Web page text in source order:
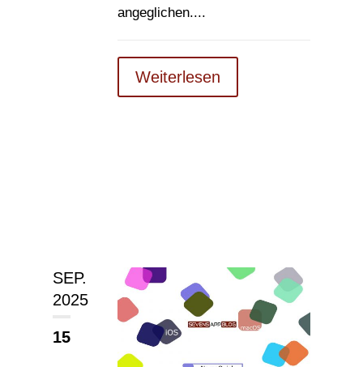
angeglichen....
Weiterlesen
SEP.
2025
15